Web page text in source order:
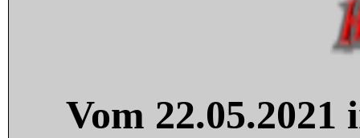
Vom